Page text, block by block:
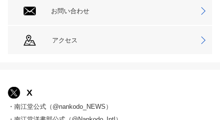
お問い合わせ
アクセス
X
・南江堂公式（@nankodo_NEWS）